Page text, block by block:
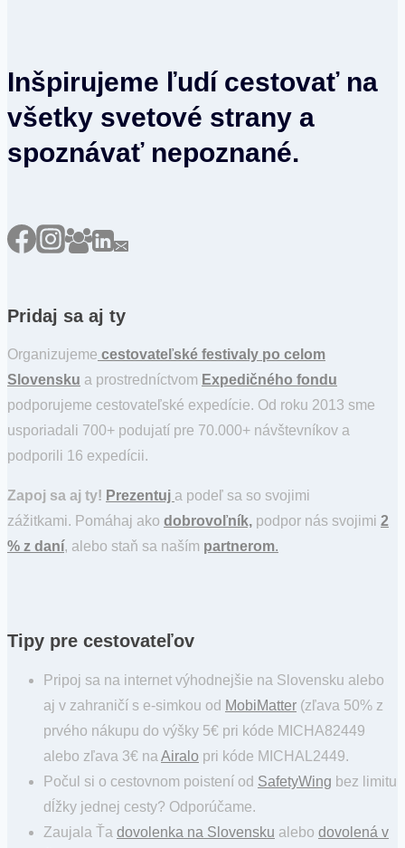
si
vybrať
na
Inšpirujeme ľudí cestovať na
všetky svetové strany a
spoznávať nepoznané.
Pridaj sa aj ty
Organizujeme cestovateľské festivaly po celom
Slovensku a prostredníctvom Expedičného fondu
podporujeme cestovateľské expedície. Od roku 2013 sme
usporiadali 700+ podujatí pre 70.000+ návštevníkov a
podporili 16 expedícii.
Zapoj sa aj ty! Prezentuj a podeľ sa so svojimi
zážitkami. Pomáhaj ako dobrovoľník, podpor nás svojimi 2
% z daní, alebo staň sa naším partnerom.
Tipy pre cestovateľov
Pripoj sa na internet výhodnejšie na Slovensku alebo
aj v zahraničí s e-simkou od MobiMatter (zľava 50% z
prvého nákupu do výšky 5€ pri kóde MICHA82449
alebo zľava 3€ na Airalo pri kóde MICHAL2449.
Počul si o cestovnom poistení od SafetyWing bez limitu
dĺžky jednej cesty? Odporúčame.
Zaujala Ťa dovolenka na Slovensku alebo dovolená v